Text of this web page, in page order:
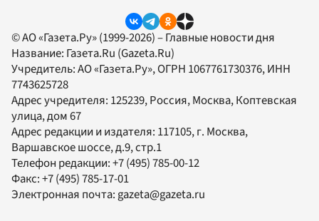
© АО «Газета.Ру» (1999-2026) – Главные новости дня
Название: Газета.Ru (Gazeta.Ru)
Учредитель:АО «Газета.Ру», ОГРН 1067761730376, ИНН
7743625728
Адрес учредителя: 125239, Россия, Москва, Коптевская
улица, дом 67
Адрес редакции и издателя: 117105, г. Москва,
Варшавское шоссе, д.9, стр.1
Телефон редакции:+7 (495) 785-00-12
Факс:+7 (495) 785-17-01
Электронная почта:gazeta@gazeta.ru